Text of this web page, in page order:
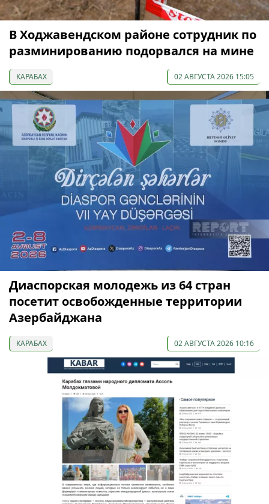
В Ходжавендском районе сотрудник по
разминированию подорвался на мине
КАРАБАХ 02 АВГУСТА 2026 15:05
Диаспорская молодежь из 64 стран
посетит освобожденные территории
Азербайджана
КАРАБАХ 02 АВГУСТА 2026 10:16